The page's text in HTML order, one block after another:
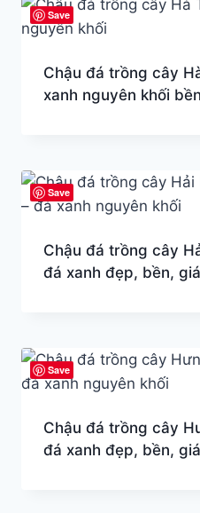
Save
Chậu đá trồng cây
xanh nguyên khối
Save
Chậu đá trồng cây
đá xanh đẹp, bền,
Save
Chậu đá trồng cây
đá xanh đẹp, bền,